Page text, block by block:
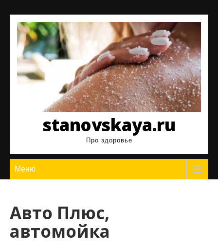
содержимому
stanovskaya.ru
Про здоровье
Меню
Авто Плюс,
автомойка